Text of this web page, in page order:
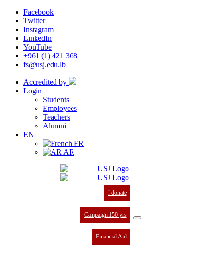
Facebook
Twitter
Instagram
LinkedIn
YouTube
+961 (1) 421 368
fs@usj.edu.lb
Accredited by
Login
Students
Employees
Teachers
Alumni
EN
FR
AR
I donate
Campaign 150 yrs
Financial Aid